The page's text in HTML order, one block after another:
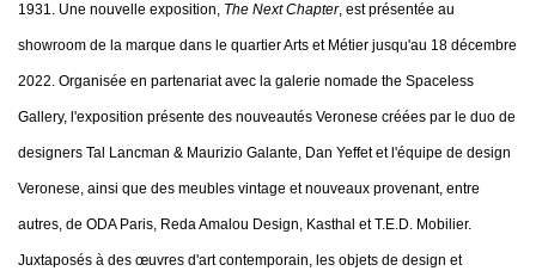
1931. Une nouvelle exposition, The Next Chapter, est présentée au
showroom de la marque dans le quartier Arts et Métier jusqu'au 18 décembre
2022. Organisée en partenariat avec la galerie nomade the Spaceless
Gallery, l'exposition présente des nouveautés Veronese créées par le duo de
designers Tal Lancman & Maurizio Galante, Dan Yeffet et l'équipe de design
Veronese, ainsi que des meubles vintage et nouveaux provenant, entre
autres, de ODA Paris, Reda Amalou Design, Kasthal et T.E.D. Mobilier.
Juxtaposés à des œuvres d'art contemporain, les objets de design et